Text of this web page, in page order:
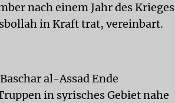
nach einem Jahr des Krieges
in Kraft trat, vereinbart.
al-Assad Ende
in syrisches Gebiet nahe